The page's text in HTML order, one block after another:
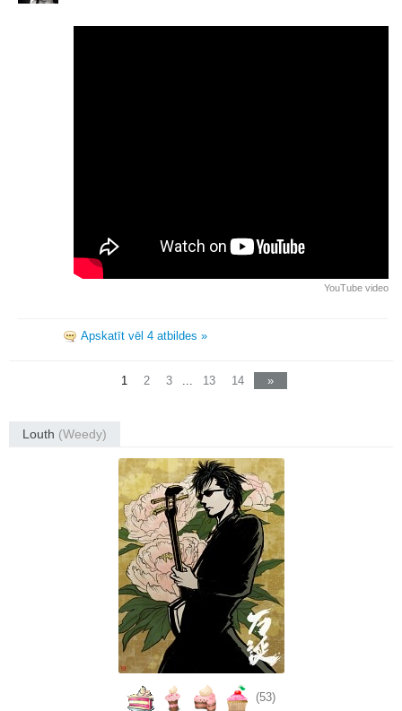
YouTube video
Apskatīt vēl 4 atbildes »
1 2 3 ... 13 14 »
Louth (Weedy)
(53)